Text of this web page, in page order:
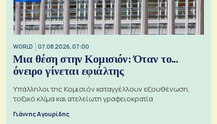
WORLD 07.08.2026, 07:00
Μια θέση στην Κομισιόν: Όταν το...
όνειρο γίνεται εφιάλτης
Υπάλληλοι της Κομισιόν καταγγέλλουν εξουθένωση,
τοξικό κλίμα και ατελείωτη γραφειοκρατία
Γιάννης Αγουρίδης